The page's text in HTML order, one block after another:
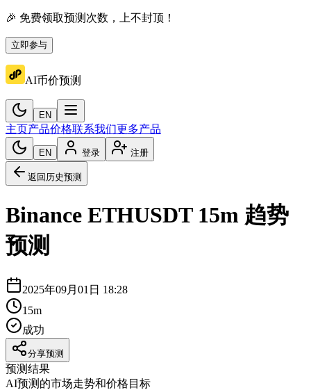
🎉 免费领取预测次数，上不封顶！
立即参与
AI币价预测
EN
主页产品价格联系我们更多产品
EN 登录 注册
返回历史预测
Binance ETHUSDT 15m 趋势
预测
2025年09月01日 18:28
15m
成功
分享预测
预测结果
AI预测的市场走势和价格目标